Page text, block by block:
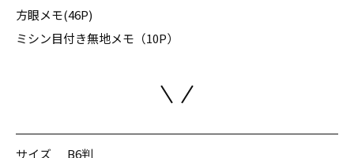
方眼メモ(46P)
ミシン目付き無地メモ（10P）
サイズ B6判